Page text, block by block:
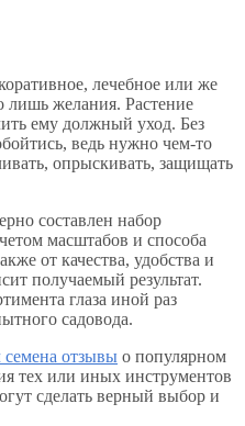
лечебное или же
лишь желания. Растение
ему должный уход. Без
ведь нужно чем-то
опрыскивать, защищать
составлен набор
масштабов и способа
от качества, удобства и
получаемый результат.
глаза иной раз
садовода.
отзывы о популярном
тех или иных инструментов
сделать верный выбор и